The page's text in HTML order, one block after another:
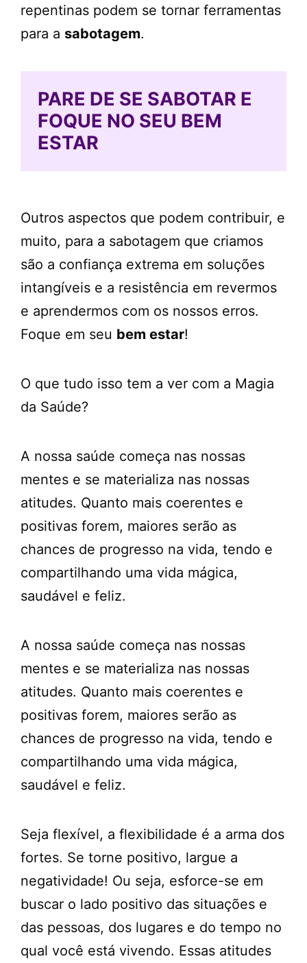
repentinas podem se tornar ferramentas
para a sabotagem.
PARE DE SE SABOTAR E
FOQUE NO SEU BEM
ESTAR
Outros aspectos que podem contribuir, e
muito, para a sabotagem que criamos
são a confiança extrema em soluções
intangíveis e a resistência em revermos
e aprendermos com os nossos erros.
Foque em seu bem estar!
O que tudo isso tem a ver com a Magia
da Saúde?
A nossa saúde começa nas nossas
mentes e se materializa nas nossas
atitudes. Quanto mais coerentes e
positivas forem, maiores serão as
chances de progresso na vida, tendo e
compartilhando uma vida mágica,
saudável e feliz.
A nossa saúde começa nas nossas
mentes e se materializa nas nossas
atitudes. Quanto mais coerentes e
positivas forem, maiores serão as
chances de progresso na vida, tendo e
compartilhando uma vida mágica,
saudável e feliz.
Seja flexível, a flexibilidade é a arma dos
fortes. Se torne positivo, largue a
negatividade! Ou seja, esforce-se em
buscar o lado positivo das situações e
das pessoas, dos lugares e do tempo no
qual você está vivendo. Essas atitudes